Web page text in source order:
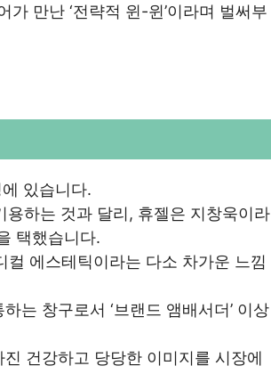
만난 ‘전략적 윈-윈’이라며 벌써부
있습니다.
하는 것과 달리, 휴젤은 지창욱이라
택했습니다.
컬 에스테틱이라는 다소 차가운 느낌
는 창구로서 ‘브랜드 앰배서더’ 이상
건강하고 당당한 이미지를 시장에